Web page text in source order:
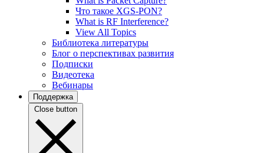
Что такое XGS-PON?
What is RF Interference?
View All Topics
Библиотека литературы
Блог о перспективах развития
Подписки
Видеотека
Вебинары
Поддержка
Close button